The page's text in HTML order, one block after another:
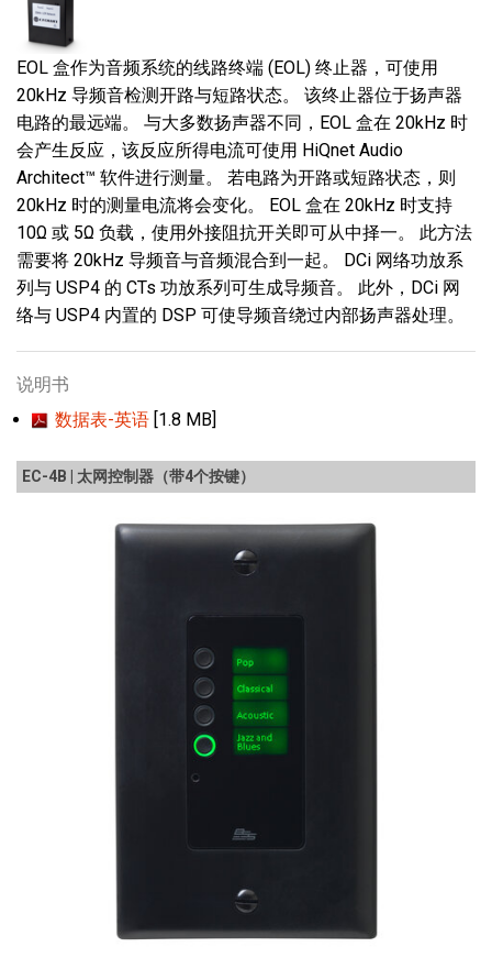
EOL 盒作为音频系统的线路终端 (EOL) 终止器，可使用
20kHz 导频音检测开路与短路状态。 该终止器位于扬声器
电路的最远端。 与大多数扬声器不同，EOL 盒在 20kHz 时
会产生反应，该反应所得电流可使用 HiQnet Audio
Architect™ 软件进行测量。 若电路为开路或短路状态，则
20kHz 时的测量电流将会变化。 EOL 盒在 20kHz 时支持
10Ω 或 5Ω 负载，使用外接阻抗开关即可从中择一。 此方法
需要将 20kHz 导频音与音频混合到一起。 DCi 网络功放系
列与 USP4 的 CTs 功放系列可生成导频音。 此外，DCi 网
络与 USP4 内置的 DSP 可使导频音绕过内部扬声器处理。
说明书
数据表-英语 [1.8 MB]
EC-4B | 太网控制器（带4个按键）